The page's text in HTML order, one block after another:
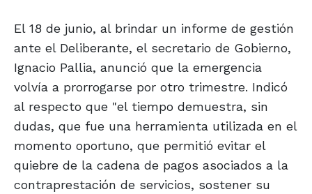
El 18 de junio, al brindar un informe de gestión
ante el Deliberante, el secretario de Gobierno,
Ignacio Pallia, anunció que la emergencia
volvía a prorrogarse por otro trimestre. Indicó
al respecto que "el tiempo demuestra, sin
dudas, que fue una herramienta utilizada en el
momento oportuno, que permitió evitar el
quiebre de la cadena de pagos asociados a la
contraprestación de servicios, sostener su